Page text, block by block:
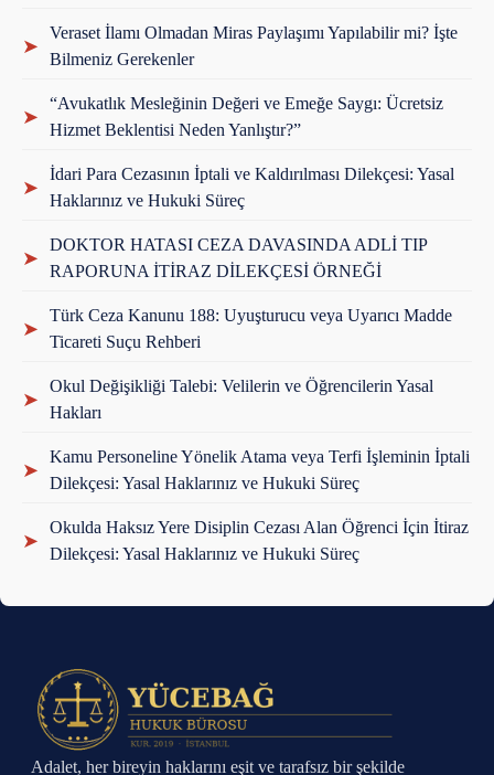
➤
Veraset İlamı Olmadan Miras Paylaşımı Yapılabilir mi? İşte
Bilmeniz Gerekenler
➤
“Avukatlık Mesleğinin Değeri ve Emeğe Saygı: Ücretsiz
Hizmet Beklentisi Neden Yanlıştır?”
➤
İdari Para Cezasının İptali ve Kaldırılması Dilekçesi: Yasal
Haklarınız ve Hukuki Süreç
➤
DOKTOR HATASI CEZA DAVASINDA ADLİ TIP
RAPORUNA İTİRAZ DİLEKÇESİ ÖRNEĞİ
➤
Türk Ceza Kanunu 188: Uyuşturucu veya Uyarıcı Madde
Ticareti Suçu Rehberi
➤
Okul Değişikliği Talebi: Velilerin ve Öğrencilerin Yasal
Hakları
➤
Kamu Personeline Yönelik Atama veya Terfi İşleminin İptali
Dilekçesi: Yasal Haklarınız ve Hukuki Süreç
➤
Okulda Haksız Yere Disiplin Cezası Alan Öğrenci İçin İtiraz
Dilekçesi: Yasal Haklarınız ve Hukuki Süreç
Adalet, her bireyin haklarını eşit ve tarafsız bir şekilde